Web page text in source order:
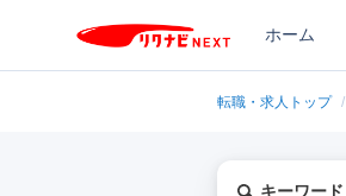
ホーム
転職・求人トップ /
キーワード